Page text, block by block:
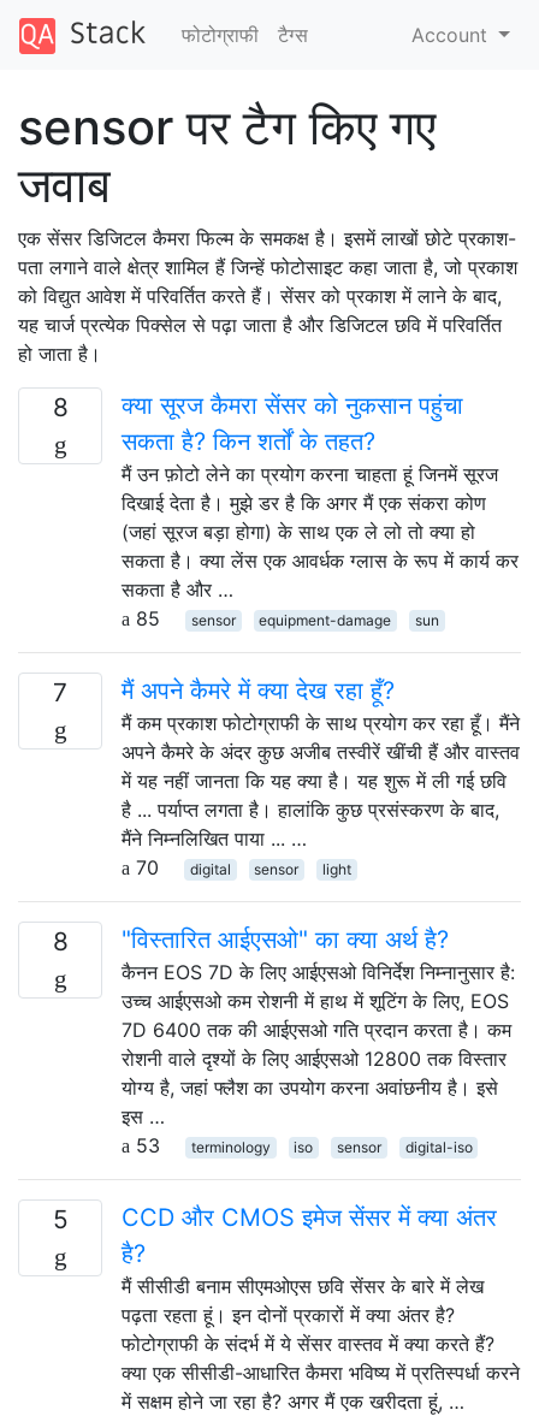
फोटोग्राफी टैग्‍स Account
sensor पर टैग किए गए
जवाब
एक सेंसर डिजिटल कैमरा फिल्म के समकक्ष है। इसमें लाखों छोटे प्रकाश-
पता लगाने वाले क्षेत्र शामिल हैं जिन्हें फोटोसाइट कहा जाता है, जो प्रकाश
को विद्युत आवेश में परिवर्तित करते हैं। सेंसर को प्रकाश में लाने के बाद,
यह चार्ज प्रत्येक पिक्सेल से पढ़ा जाता है और डिजिटल छवि में परिवर्तित
हो जाता है।
8
क्या सूरज कैमरा सेंसर को नुकसान पहुंचा
सकता है? किन शर्तों के तहत?
मैं उन फ़ोटो लेने का प्रयोग करना चाहता हूं जिनमें सूरज
दिखाई देता है। मुझे डर है कि अगर मैं एक संकरा कोण
(जहां सूरज बड़ा होगा) के साथ एक ले लो तो क्या हो
सकता है। क्या लेंस एक आवर्धक ग्लास के रूप में कार्य कर
सकता है और …
85
sensor equipment-damage sun
7 मैं अपने कैमरे में क्या देख रहा हूँ?
मैं कम प्रकाश फोटोग्राफी के साथ प्रयोग कर रहा हूँ। मैंने
अपने कैमरे के अंदर कुछ अजीब तस्वीरें खींची हैं और वास्तव
में यह नहीं जानता कि यह क्या है। यह शुरू में ली गई छवि
है ... पर्याप्त लगता है। हालांकि कुछ प्रसंस्करण के बाद,
मैंने निम्नलिखित पाया ... …
70
digital sensor light
8 "विस्तारित आईएसओ" का क्या अर्थ है?
कैनन EOS 7D के लिए आईएसओ विनिर्देश निम्नानुसार है:
उच्च आईएसओ कम रोशनी में हाथ में शूटिंग के लिए, EOS
7D 6400 तक की आईएसओ गति प्रदान करता है। कम
रोशनी वाले दृश्यों के लिए आईएसओ 12800 तक विस्तार
योग्य है, जहां फ्लैश का उपयोग करना अवांछनीय है। इसे
इस …
53
terminology iso sensor digital-iso
5
CCD और CMOS इमेज सेंसर में क्या अंतर
है?
मैं सीसीडी बनाम सीएमओएस छवि सेंसर के बारे में लेख
पढ़ता रहता हूं। इन दोनों प्रकारों में क्या अंतर है?
फोटोग्राफी के संदर्भ में ये सेंसर वास्तव में क्या करते हैं?
क्या एक सीसीडी-आधारित कैमरा भविष्य में प्रतिस्पर्धा करने
में सक्षम होने जा रहा है? अगर मैं एक खरीदता हूं, …